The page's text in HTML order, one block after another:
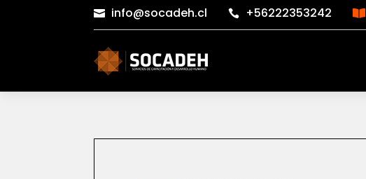
 info@socadeh.cl  +56222353242 